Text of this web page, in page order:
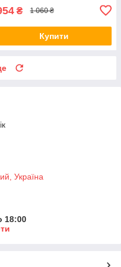
₴ 1 060 ₴
Купити
Україна
18:00